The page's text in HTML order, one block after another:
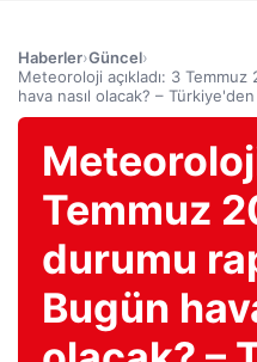
Haberler›Güncel›
Meteoroloji açıkladı: 3
hava nasıl olacak? –
Temmuz
durumu
Bugün